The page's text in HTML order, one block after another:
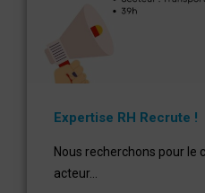
Expertise RH Recrute !
Nous recherchons pour le
acteur...